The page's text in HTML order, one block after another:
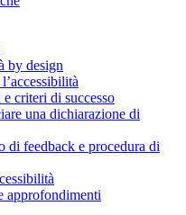
by design
criteri di successo
una dichiarazione di
di feedback e procedura di
approfondimenti